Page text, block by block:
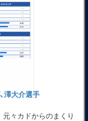
澤大介選手
々カドからのまくり